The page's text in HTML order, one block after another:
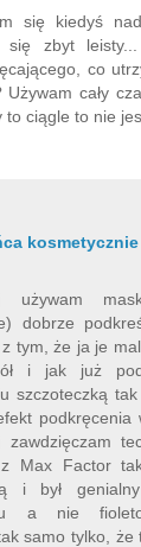
się kiedyś
się zbyt
co
Używam cały
to ciągle to nie
kosmetycznie
używam
dobrze
tym, że ja je
i jak już
szczoteczką
podkręcenia
z Max Factor
i był
a nie
samo tylko, że